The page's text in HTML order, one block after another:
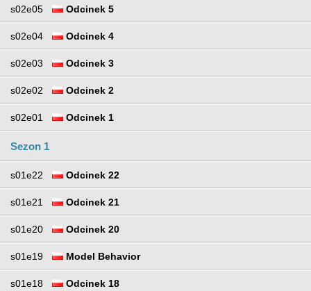
s02e05 Odcinek 5
s02e04 Odcinek 4
s02e03 Odcinek 3
s02e02 Odcinek 2
s02e01 Odcinek 1
Sezon 1
s01e22 Odcinek 22
s01e21 Odcinek 21
s01e20 Odcinek 20
s01e19 Model Behavior
s01e18 Odcinek 18